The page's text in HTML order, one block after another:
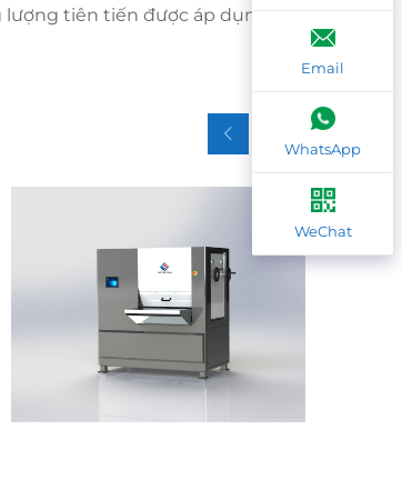
tiên tiến được áp dụng để
Email
WhatsApp
WeChat